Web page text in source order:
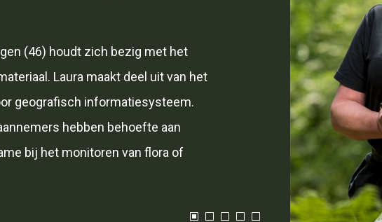
(46) houdt zich bezig met het
Laura maakt deel uit van het
geografisch informatiesysteem.
hebben behoefte aan
bij het monitoren van flora of